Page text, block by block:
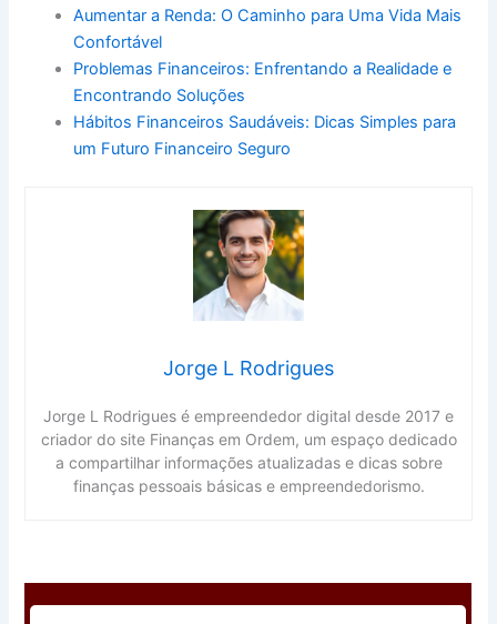
Aumentar a Renda: O Caminho para Uma Vida Mais
Confortável
Problemas Financeiros: Enfrentando a Realidade e
Encontrando Soluções
Hábitos Financeiros Saudáveis: Dicas Simples para
um Futuro Financeiro Seguro
Jorge L Rodrigues
Jorge L Rodrigues é empreendedor digital desde 2017 e
criador do site Finanças em Ordem, um espaço dedicado
a compartilhar informações atualizadas e dicas sobre
finanças pessoais básicas e empreendedorismo.